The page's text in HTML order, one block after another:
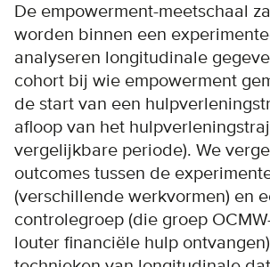
De empowerment-meetschaal
worden binnen een
analyseren longitudinale
cohort bij wie empowerment
de start van een
afloop van het
vergelijkbare periode). We
outcomes tussen de
(verschillende werkvormen) en
controlegroep (die groep
louter financiële hulp